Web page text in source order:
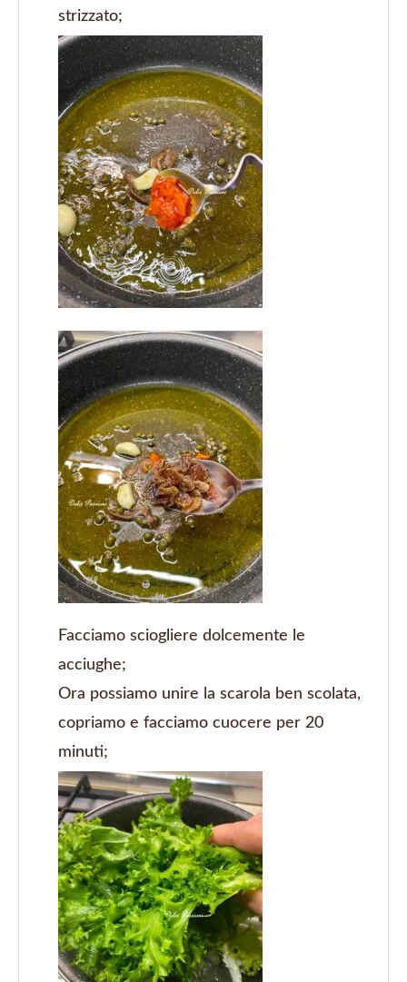
strizzato;
Facciamo sciogliere dolcemente le
acciughe;
Ora possiamo unire la scarola ben scolata,
copriamo e facciamo cuocere per 20
minuti;